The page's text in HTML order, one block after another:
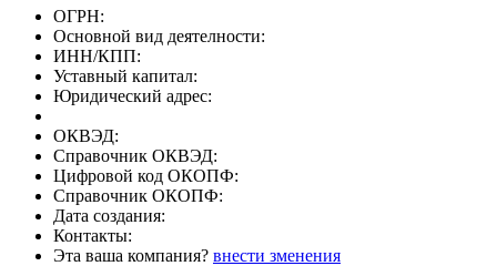
ОГРН:
Основной вид деятелности:
ИНН/КПП:
Уставный капитал:
Юридический адрес:
ОКВЭД:
Справочник ОКВЭД:
Цифровой код ОКОПФ:
Справочник ОКОПФ:
Дата создания:
Контакты:
Эта ваша компания? внести зменения